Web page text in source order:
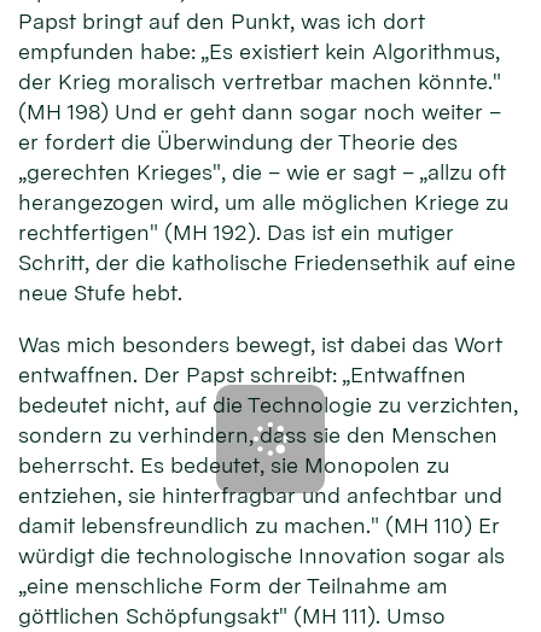
Papst bringt auf den Punkt, was ich dort
empfunden habe: „Es existiert kein Algorithmus,
der Krieg moralisch vertretbar machen könnte."
(MH 198) Und er geht dann sogar noch weiter –
er fordert die Überwindung der Theorie des
„gerechten Krieges", die – wie er sagt – „allzu oft
herangezogen wird, um alle möglichen Kriege zu
rechtfertigen" (MH 192). Das ist ein mutiger
Schritt, der die katholische Friedensethik auf eine
neue Stufe hebt.
Was mich besonders bewegt, ist dabei das Wort
entwaffnen. Der Papst schreibt: „Entwaffnen
bedeutet nicht, auf die Technologie zu verzichten,
sondern zu verhindern, dass sie den Menschen
beherrscht. Es bedeutet, sie Monopolen zu
entziehen, sie hinterfragbar und anfechtbar und
damit lebensfreundlich zu machen." (MH 110) Er
würdigt die technologische Innovation sogar als
„eine menschliche Form der Teilnahme am
göttlichen Schöpfungsakt" (MH 111). Umso